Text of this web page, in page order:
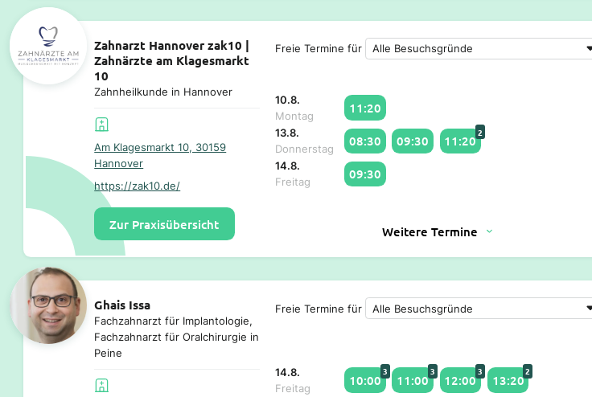
Zahnarzt Hannover zak10 |
Zahnärzte am Klagesmarkt
10
Zahnheilkunde in Hannover
Am Klagesmarkt 10, 30159
Hannover
https://zak10.de/
Zur Praxisübersicht
Freie Termine für
10.8.
Montag
11:20
13.8.
Donnerstag
08:30 09:30 11:20
2
14.8.
Freitag
09:30
Weitere Termine
Ghais Issa
Fachzahnarzt für Implantologie,
Fachzahnarzt für Oralchirurgie in
Peine
Freie Termine für
14.8.
Freitag
10:00
3
11:00
3
12:00
3
13:20
2